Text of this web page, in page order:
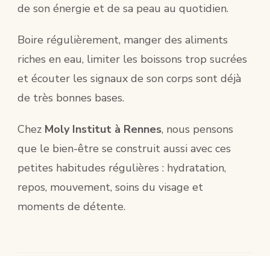
de son énergie et de sa peau au quotidien.
Boire régulièrement, manger des aliments
riches en eau, limiter les boissons trop sucrées
et écouter les signaux de son corps sont déjà
de très bonnes bases.
Chez Moly Institut à Rennes, nous pensons
que le bien-être se construit aussi avec ces
petites habitudes régulières : hydratation,
repos, mouvement, soins du visage et
moments de détente.